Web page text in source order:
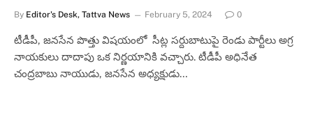
By Editor's Desk, Tattva News February 5, 2024 0
టీడీపీ, జనసేన పొత్తు విషయంలో సీట్ల సర్దుబాటుపై రెండు పార్టీలు అగ్ర
నాయకులు దాదాపు ఒక నిర్ణయానికి వచ్చారు. టీడీపీ అధినేత
చంద్రబాబు నాయుడు, జనసేన అధ్యక్షుడు…